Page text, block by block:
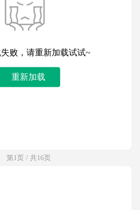
败，请重新加载试试~
重新加载
第1页 / 共16页